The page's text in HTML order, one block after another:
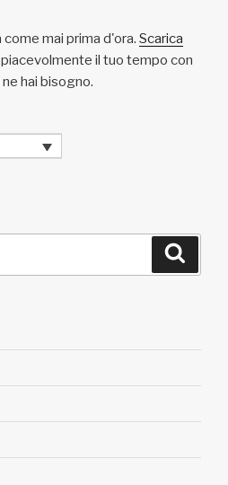
mai prima d'ora. Scarica
il tuo tempo con
hai bisogno.